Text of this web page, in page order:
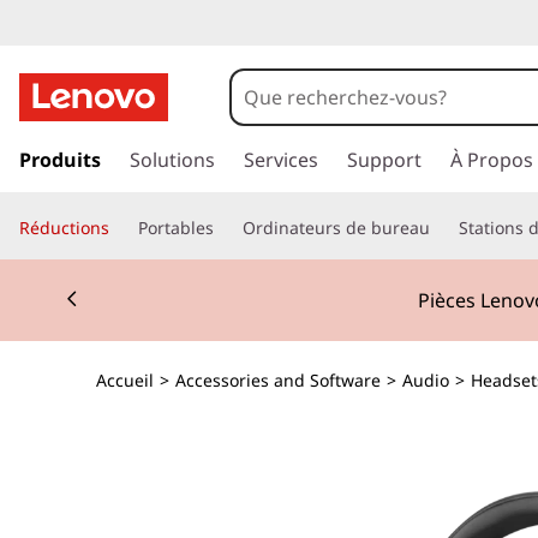
a
e
r
c
Produits Solutions Services Support À Propos
Réductions Portables Ordinateurs de bureau Stations
Pièces
Currently displaying item 2 of 3
Accueil > Accessories and Software > Audio >